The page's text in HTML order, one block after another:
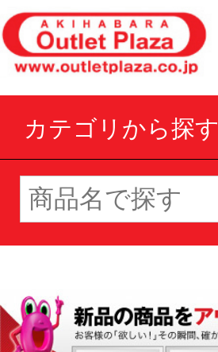
カテゴリから探す